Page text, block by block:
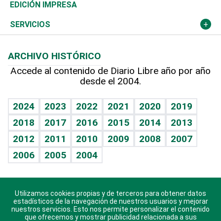
Resto del mundo
Global y variable
Economía personal
Novedades
Podcast Arte Libre
Hablando con el pediatra
Vida y familia
Eñe
Celebrando la vida
Sin complejos
En pocas palabras
Escuchando al corazón
Olimpismo
Más deportes
Línea de hit
TBT Deportivo
Noticiero Poteleche
Columnistas
Más firmas
Martes de tecnología
Cambio climático
Deportes
Opinión
Hecho en casa
Guía del dinero
EDICIÓN IMPRESA
SERVICIOS
Cumpleaños
Horóscopos
Crucigramas
ARCHIVO HISTÓRICO
Accede al contenido de Diario Libre año por año
desde el 2004.
2024 2023 2022 2021 2020
2019
2018
2017 2016 2015 2014
2013
2012
2011 2010 2009 2008
2007
2006
2005 2004
Descarga nuestras aplicaciones para Android, iOS y
sistema Huawei.
Utilizamos cookies propias y de terceros para obtener datos
estadísticos de la navegación de nuestros usuarios y mejorar
nuestros servicios. Esto nos permite personalizar el contenido
que ofrecemos y mostrar publicidad relacionada a sus